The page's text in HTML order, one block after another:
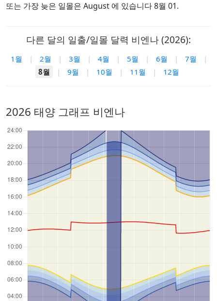
또는 가장 늦은 일몰은 August 에 있습니다 8월 01.
다른 달의 일출/일몰 달력 비엔나 (2026):
1월 | 2월 | 3월 | 4월 | 5월 | 6월 | 7월
|
8월
| 9월 | 10월 | 11월 | 12월
2026 태양 그래프 비엔나